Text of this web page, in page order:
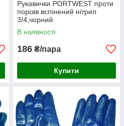
Рукавички PORTWEST проти
порізів вспінений нітрил
3/4,чорний
В наявності
186 ₴/пара
Купити